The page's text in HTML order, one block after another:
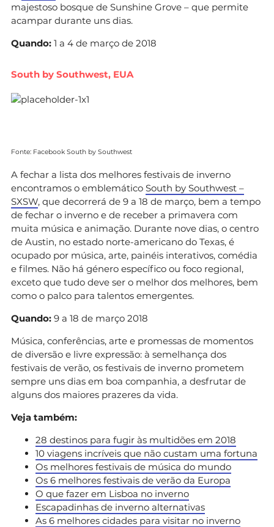
majestoso bosque de Sunshine Grove – que permite
acampar durante uns dias.
Quando: 1 a 4 de março de 2018
South by Southwest, EUA
Fonte: Facebook South by Southwest
A fechar a lista dos melhores festivais de inverno
encontramos o emblemático South by Southwest –
SXSW, que decorrerá de 9 a 18 de março, bem a tempo
de fechar o inverno e de receber a primavera com
muita música e animação. Durante nove dias, o centro
de Austin, no estado norte-americano do Texas, é
ocupado por música, arte, painéis interativos, comédia
e filmes. Não há género específico ou foco regional,
exceto que tudo deve ser o melhor dos melhores, bem
como o palco para talentos emergentes.
Quando: 9 a 18 de março 2018
Música, conferências, arte e promessas de momentos
de diversão e livre expressão: à semelhança dos
festivais de verão, os festivais de inverno prometem
sempre uns dias em boa companhia, a desfrutar de
alguns dos maiores prazeres da vida.
Veja também:
28 destinos para fugir às multidões em 2018
10 viagens incríveis que não custam uma fortuna
Os melhores festivais de música do mundo
Os 6 melhores festivais de verão da Europa
O que fazer em Lisboa no inverno
Escapadinhas de inverno alternativas
As 6 melhores cidades para visitar no inverno